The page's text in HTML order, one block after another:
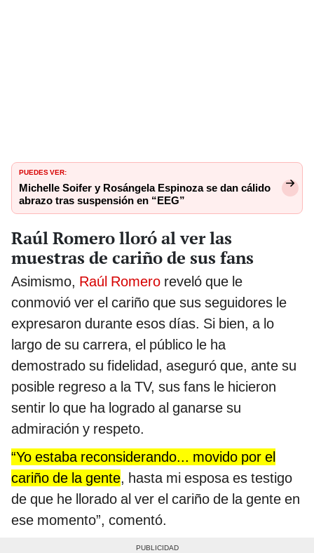
PUEDES VER:
Michelle Soifer y Rosángela Espinoza se dan cálido
abrazo tras suspensión en “EEG”
Raúl Romero lloró al ver las
muestras de cariño de sus fans
Asimismo, Raúl Romero reveló que le
conmovió ver el cariño que sus seguidores le
expresaron durante esos días. Si bien, a lo
largo de su carrera, el público le ha
demostrado su fidelidad, aseguró que, ante su
posible regreso a la TV, sus fans le hicieron
sentir lo que ha logrado al ganarse su
admiración y respeto.
“Yo estaba reconsiderando... movido por el
cariño de la gente, hasta mi esposa es testigo
de que he llorado al ver el cariño de la gente en
ese momento”, comentó.